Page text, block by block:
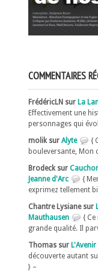
COMMENTAIRES
FrédéricLN sur La
Effectivement une
personnages qui
molik sur Alyte
{
bouleversante, Mon
Brodeck sur
Jeanne d'Arc
{
exprimez tellement
Chantre Lysiane sur
Mauthausen
{
grande qualité. Il
Thomas sur
découverte autant
} –